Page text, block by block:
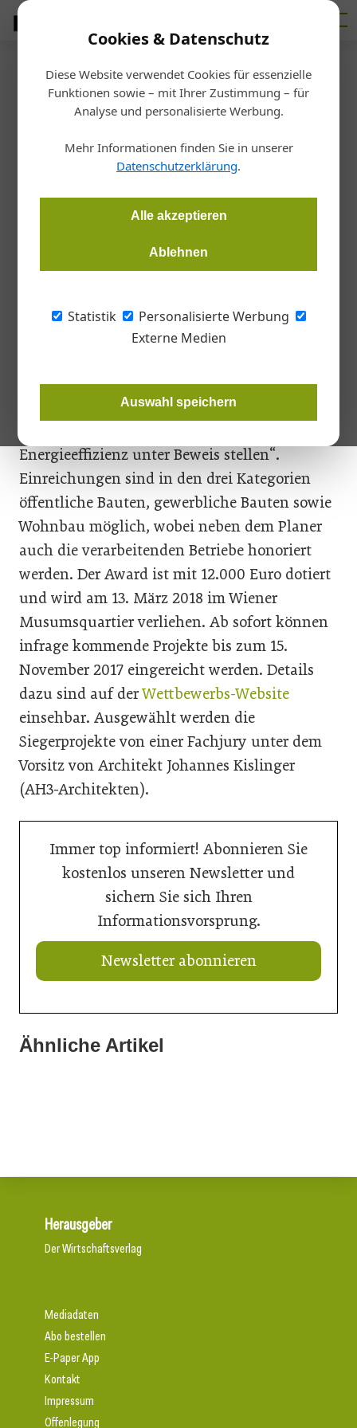
Cookies & Datenschutz
Diese Website verwendet Cookies für essenzielle
Funktionen sowie – mit Ihrer Zustimmung – für
Analyse und personalisierte Werbung.
Mehr Informationen finden Sie in unserer
Datenschutzerklärung.
Alle akzeptieren
Ablehnen
Statistik
Personalisierte Werbung
Externe Medien
Auswahl speichern
Startseite /Markt
Wettbewerb für
Sanierungsprojekte
Der Ethouse Award zeichnet Sanierungen mit besonderer
Gestaltung und Nachhaltigkeit aus.
Die Arge Qualitätsgruppe
Wärmedämmsysteme schreibt zum neunten
Gebäudesanierungen ausgezeichnet, „die ein
gestalterisches, auf Nachhaltigkeit
Energieeffizienz unter Beweis stellen“.
Einreichungen sind in den drei Kategorien
öffentliche Bauten, gewerbliche Bauten sowie
Wohnbau möglich, wobei neben dem Planer
auch die verarbeitenden Betriebe honoriert
werden. Der Award ist mit 12.000 Euro dotiert
und wird am 13. März 2018 im Wiener
Musumsquartier verliehen. Ab sofort können
infrage kommende Projekte bis zum 15.
November 2017 eingereicht werden. Details
dazu sind auf derWettbewerbs-Website
einsehbar. Ausgewählt werden die
Siegerprojekte von einer Fachjury unter dem
Vorsitz von Architekt Johannes Kislinger
(AH3-Architekten).
Immer top informiert! Abonnieren Sie
kostenlos unseren Newsletter und
sichern Sie sich Ihren
Informationsvorsprung.
Newsletter abonnieren
Ähnliche Artikel
20. Juli 2026
Herausgeber
Der Wirtschaftsverlag
Mediadaten
Abo bestellen
E-Paper App
Kontakt
Impressum
Offenlegung